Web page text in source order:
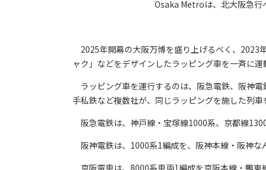
Osaka Metroは、北大阪急行
2025年開幕の大阪万博を盛り上げるべく、2023
ャク」などをデザインしたラッピング車を一斉に運
ラッピング車を運行するのは、阪急電鉄、阪神
手私鉄など複数社が、同じラッピングを施した列車
阪急電鉄は、神戸線・宝塚線1000系、京都線
阪神電鉄は、1000系1編成を、阪神本線・阪神な